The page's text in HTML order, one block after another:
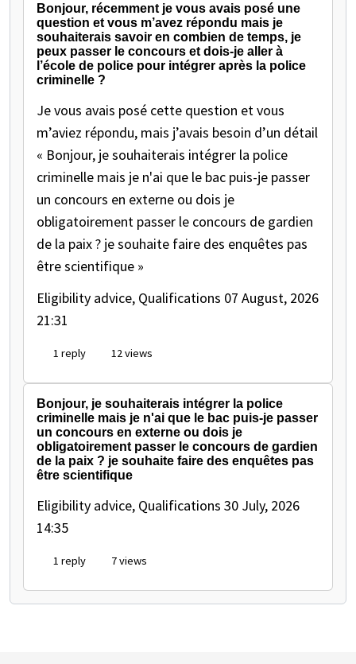
Bonjour, récemment je vous avais posé une
question et vous m’avez répondu mais je
souhaiterais savoir en combien de temps, je
peux passer le concours et dois-je aller à
l’école de police pour intégrer après la police
criminelle ?
Je vous avais posé cette question et vous
m’aviez répondu, mais j’avais besoin d’un détail
« Bonjour, je souhaiterais intégrer la police
criminelle mais je n'ai que le bac puis-je passer
un concours en externe ou dois je
obligatoirement passer le concours de gardien
de la paix ? je souhaite faire des enquêtes pas
être scientifique »
Eligibility advice, Qualifications 07 August, 2026
21:31
1 reply 12 views
Bonjour, je souhaiterais intégrer la police
criminelle mais je n'ai que le bac puis-je passer
un concours en externe ou dois je
obligatoirement passer le concours de gardien
de la paix ? je souhaite faire des enquêtes pas
être scientifique
Eligibility advice, Qualifications 30 July, 2026
14:35
1 reply 7 views